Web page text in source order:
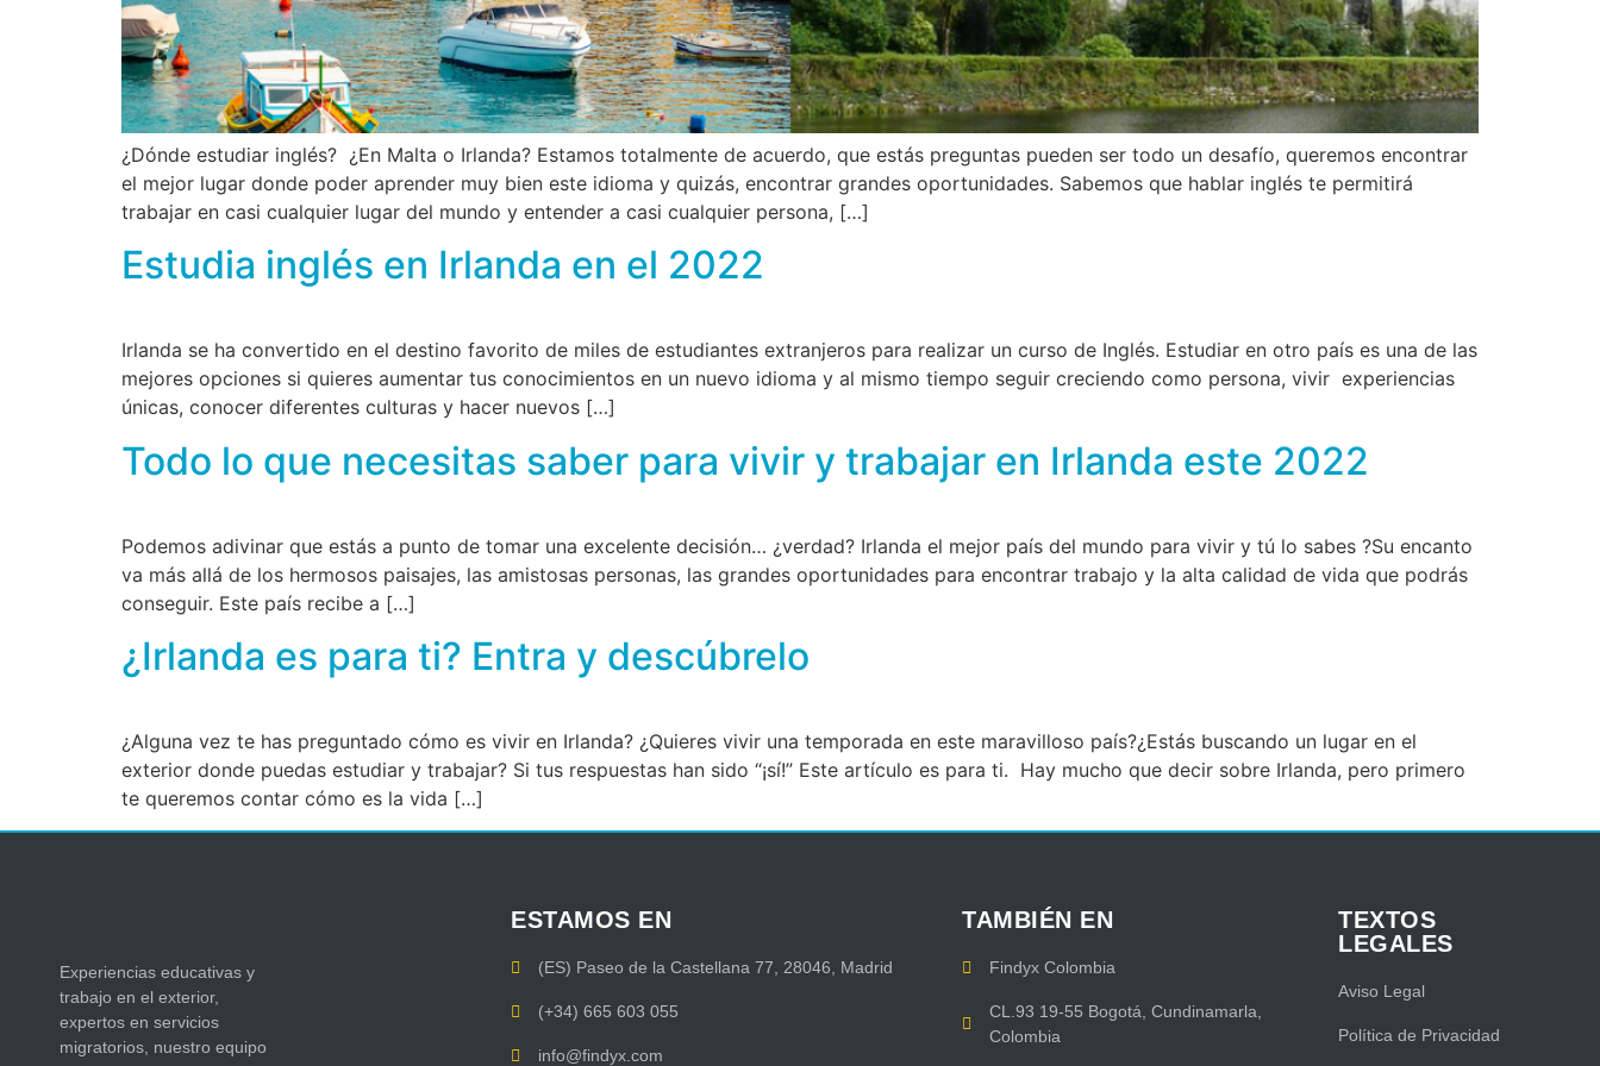
¿Dónde estudiar inglés? ¿En Malta o Irlanda? Estamos totalmente de acuerdo, que estás preguntas pueden ser todo un desafío, queremos encontrar
el mejor lugar donde poder aprender muy bien este idioma y quizás, encontrar grandes oportunidades. Sabemos que hablar inglés te permitirá
trabajar en casi cualquier lugar del mundo y entender a casi cualquier persona, […]
Estudia inglés en Irlanda en el 2022
Irlanda se ha convertido en el destino favorito de miles de estudiantes extranjeros para realizar un curso de Inglés. Estudiar en otro país es una de las
mejores opciones si quieres aumentar tus conocimientos en un nuevo idioma y al mismo tiempo seguir creciendo como persona, vivir experiencias
únicas, conocer diferentes culturas y hacer nuevos […]
Todo lo que necesitas saber para vivir y trabajar en Irlanda este 2022
Podemos adivinar que estás a punto de tomar una excelente decisión… ¿verdad? Irlanda el mejor país del mundo para vivir y tú lo sabes ?Su encanto
va más allá de los hermosos paisajes, las amistosas personas, las grandes oportunidades para encontrar trabajo y la alta calidad de vida que podrás
conseguir. Este país recibe a […]
¿Irlanda es para ti? Entra y descúbrelo
¿Alguna vez te has preguntado cómo es vivir en Irlanda? ¿Quieres vivir una temporada en este maravilloso país?¿Estás buscando un lugar en el
exterior donde puedas estudiar y trabajar? Si tus respuestas han sido “¡sí!” Este artículo es para ti. Hay mucho que decir sobre Irlanda, pero primero
te queremos contar cómo es la vida […]
Experiencias educativas y
trabajo en el exterior,
expertos en servicios
migratorios, nuestro equipo
ESTAMOS EN
(ES) Paseo de la Castellana 77, 28046, Madrid
(+34) 665 603 055
info@findyx.com
TAMBIÉN EN
Findyx Colombia
CL.93 19-55 Bogotá, Cundinamarla,
Colombia
TEXTOS
LEGALES
Aviso Legal
Política de Privacidad